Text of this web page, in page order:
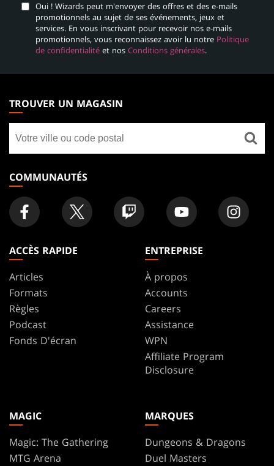
Oui ! Wizards peut m'envoyer des offres et des e-mails
promotionnels au sujet de ses événements, jeux et
services. En vous inscrivant pour recevoir nos e-mails
promotionnels, vous reconnaissez avoir lu notre Politique
de confidentialité et nos Conditions générales.
THE
GATHERING
FOOTER
TROUVER UN MAGASIN
un
magasin
COMMUNAUTÉS
ACCÈS RAPIDE
Articles
Formats
Règles
Podcast
Fonds D'écran
ENTREPRISE
À propos
Accounts
Careers
Assistance
WPN
Affiliate Program
Disclosure
MAGIC
Magic: The Gathering
MTG Arena
MARQUES
Dungeons & Dragons
Duel Masters